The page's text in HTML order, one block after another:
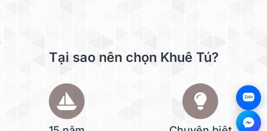
Tại sao nên chọn Khuê Tú?
Zalo